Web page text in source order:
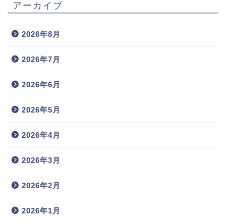
アーカイブ
2026年8月
2026年7月
2026年6月
2026年5月
2026年4月
2026年3月
2026年2月
2026年1月